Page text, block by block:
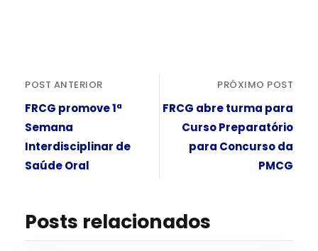
POST ANTERIOR
FRCG promove 1ª
Semana
Interdisciplinar de
Saúde Oral
PRÓXIMO POST
FRCG abre turma para
Curso Preparatório
para Concurso da
PMCG
Posts relacionados